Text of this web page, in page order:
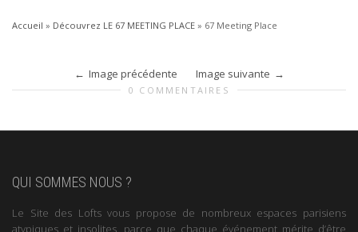
Accueil » Découvrez LE 67 MEETING PLACE » 67 Meeting Place
Image précédente Image suivante
0 COMMENTAIRES
QUI SOMMES NOUS ?
Le Site des Lofts vous propose de nombreux espaces parisiens
atypiques et insolites, parce que chaque événement mérite d’être